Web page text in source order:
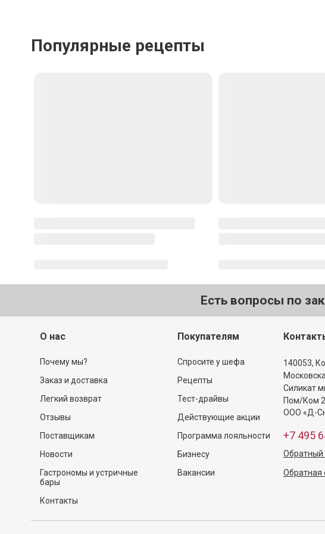
Популярные рецепты
Есть вопросы по
О нас
Почему мы?
Заказ и доставка
Легкий возврат
Отзывы
Поставщикам
Новости
Гастрономы и устричные
бары
Контакты
Покупателям
Спросите у шефа
Рецепты
Тест-драйвы
Действующие акции
Программа лояльности
Бизнесу
Вакансии
140053,
Силикат
Пом/Ком
ООО «Д-
+7 495
Обратный
Обратная